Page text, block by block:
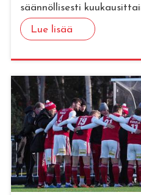
säännöllisesti
Lue lisää